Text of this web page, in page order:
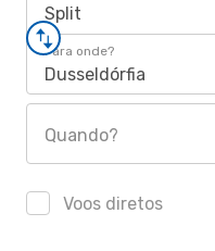
Split
Para onde?
Dusseldórfia
Quando?
Voos diretos